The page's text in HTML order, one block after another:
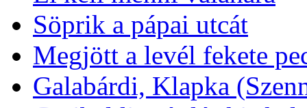
Söprik a pápai utcát
Megjött a levél fekete
Galabárdi, Klapka